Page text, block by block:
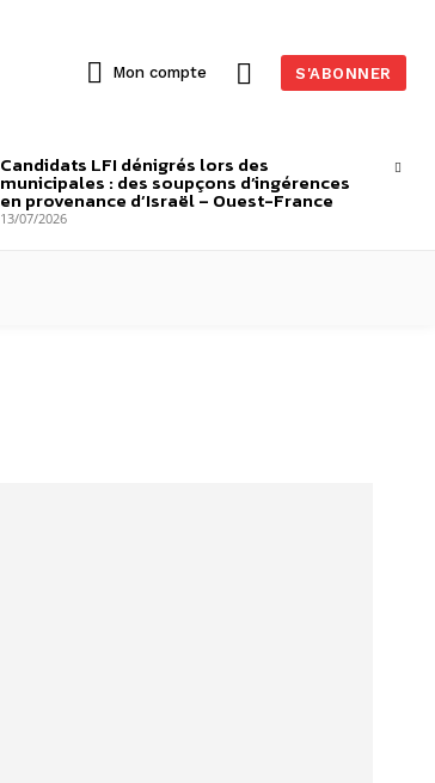
Mon compte S'ABONNER
Candidats LFI dénigrés lors des
municipales : des soupçons d’ingérences
en provenance d’Israël – Ouest-France
13/07/2026